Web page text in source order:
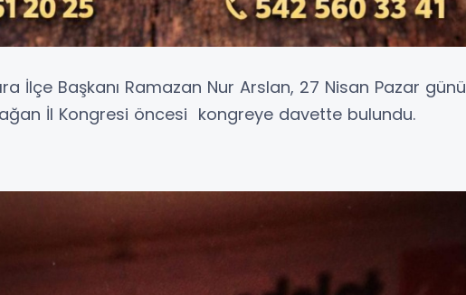
İlçe Başkanı Ramazan Nur Arslan, 27 Nisan Pazar günü
İl Kongresi öncesi kongreye davette bulundu.